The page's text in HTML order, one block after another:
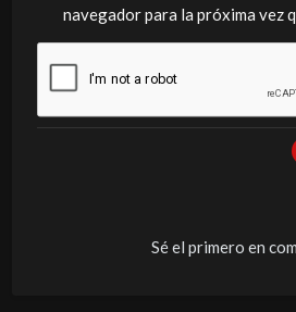
navegador para la próxima vez
Sé el primero en